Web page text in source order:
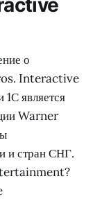
о
Interactive
является
Warner
и стран СНГ.